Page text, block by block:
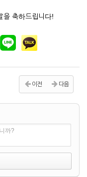
을 축하드립니다!
이전 다음
까?